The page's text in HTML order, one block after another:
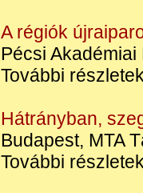
A régiók
Pécsi
További
Hátrányban,
Budapest, MTA
További